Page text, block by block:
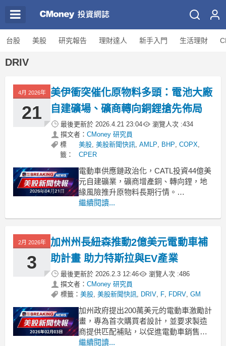
台股 美股 研究報告 理財達人 新手入門 生活理財
DRIV
4月 2026年
21
美伊衝突催化原物料多頭：電池大廠
自建礦場、礦商轉向銅鋰搶先佈局
最後更新於 2026.4.21 23:04 瀏覽人次 :434
撰文者： CMoney 研究員
標
籤：
美股,美股新聞快訊,AMLP, BHP,COPX,
CPER
電動車供應鏈政治化，CATL投資44億美
元自建礦業，礦商增產銅、轉向鋰，地
緣風險推升原物料長期行情。
.badgeprice-container {
gap: 1rem !important;
繼續閱讀...
2月 2026年
3
加州州長紐森推動2億美元電動車補
助計畫 助力特斯拉與EV產業
最後更新於 2026.2.3 12:46 瀏覽人次 :486
撰文者： CMoney 研究員
標籤： 美股, 美股新聞快訊, DRIV, F, FDRV, GM
加州政府提出200萬美元的電動車激勵計
畫，專為首次購買者設計，並要求製造
商提供匹配補貼，以促進電動車銷售。
.badgeprice-container {
繼續閱讀...